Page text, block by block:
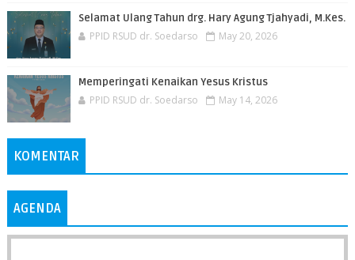
Selamat Ulang Tahun drg. Hary Agung Tjahyadi, M.Kes.
PPID RSUD dr. Soedarso May 20, 2026
Memperingati Kenaikan Yesus Kristus
PPID RSUD dr. Soedarso May 14, 2026
KOMENTAR
AGENDA